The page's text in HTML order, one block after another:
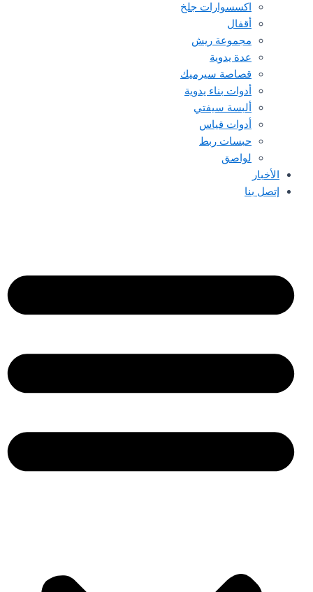
اكسسوارات جلخ
أقفال
مجموعة ريش
عدة يدوية
قصاصة سيرميك
أدوات بناء يدوية
ألبسة سيفتي
أدوات قياس
حبسات ربط
لواصق
الأخبار
إتصل بنا